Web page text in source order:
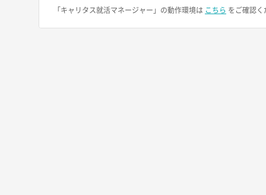
「キャリタス就活マネージャー」の動作環境は こちら をご確認